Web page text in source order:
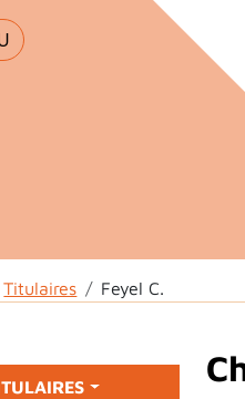
Titulaires Feyel C.